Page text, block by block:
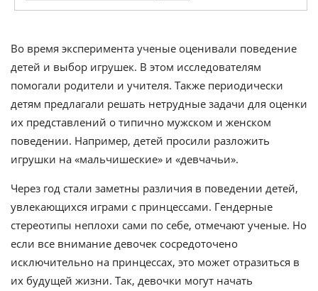
Во время эксперимента ученые оценивали поведение
детей и выбор игрушек. В этом исследователям
помогали родители и учителя. Также периодически
детям предлагали решать нетрудные задачи для оценки
их представлений о типично мужском и женском
поведении. Например, детей просили разложить
игрушки на «мальчишеские» и «девчачьи».
Через год стали заметны различия в поведении детей,
увлекающихся играми с принцессами. Гендерные
стереотипы неплохи сами по себе, отмечают ученые. Но
если все внимание девочек сосредоточено
исключительно на принцессах, это может отразиться в
их будущей жизни. Так, девочки могут начать